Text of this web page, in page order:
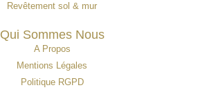
Revêtement sol & mur
Qui Sommes Nous
A Propos
Mentions Légales
Politique RGPD